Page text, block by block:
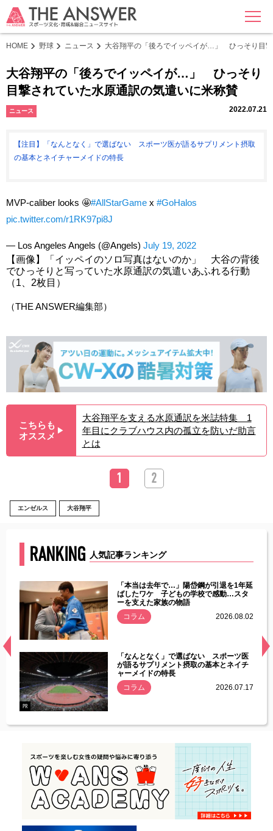
MENU
HOME 野球 ニュース 大谷翔平の「後ろでイッペイが…」 ひっそり目
大谷翔平の「後ろでイッペイが…」 ひっそり
目撃されていた水原通訳の気遣いに米称賛
ニュース 2022.07.21
【注目】「なんとなく」で選ばない スポーツ医が語るサプリメント摂取
の基本とネイチャーメイドの特長
MVP-caliber looks 🤩#AllStarGame x #GoHalos
pic.twitter.com/r1RK97pi8J
— Los Angeles Angels (@Angels) July 19, 2022
【画像】「イッペイのソロ写真はないのか」 大谷の背後
でひっそりと写っていた水原通訳の気遣いあふれる行動
（1、2枚目）
（THE ANSWER編集部）
こちらも
オススメ ▶︎
大谷翔平を支える水原通訳を米誌特集 1
年目にクラブハウス内の孤立を防いだ助言
とは
1 2
エンゼルス 大谷翔平
RANKING 人気記事ランキング
常
「本当は去年で…」陽岱鋼が引退を1年延
ばしたワケ 子どもの学校で感動…スタ
ーを支えた家族の物語
コラム
2026.08.02
PR
「なんとなく」で選ばない スポーツ医
が語るサプリメント摂取の基本とネイチ
ャーメイドの特長
コラム
2026.07.17